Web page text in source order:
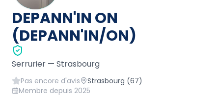
DEPANN'IN ON
(DEPANN'IN/ON)
Serrurier — Strasbourg
Pas encore d'avis Strasbourg (67)
Membre depuis 2025